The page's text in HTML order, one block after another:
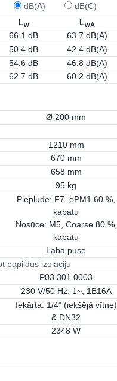
dB(A)
dB(C)
Lw LwA
66.1 dB
63.7 dB(A)
50.4 dB
42.4 dB(A)
54.6 dB
46.8 dB(A)
62.7 dB 60.2 dB(A)
Ø 200 mm
1210 mm
670 mm
658 mm
95 kg
Pieplūde: F7, ePM1 60 %,
kabatu
Nosūce: M5, Coarse 80 %,
kabatu
Labā puse
papildus izolāciju
P03 301 0003
230 V/50 Hz, 1~, 1B16A
Iekārta: 1/4” (iekšējā vītne)
& DN32
2348 W